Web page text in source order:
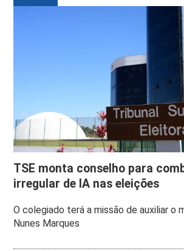
TSE monta conselho para
irregular de IA nas eleições
O colegiado terá a missão de auxiliar o
Nunes Marques